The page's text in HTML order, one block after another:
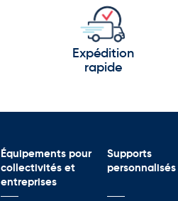
Expédition
rapide
Équipements pour
collectivités et
entreprises
Supports
personnalisés